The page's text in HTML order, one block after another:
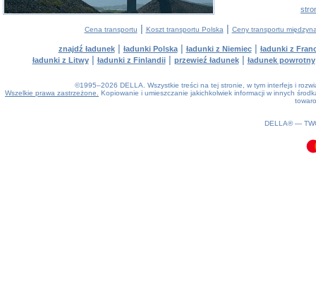
Cena transportu | Koszt transportu Polska | Ceny transportu
znajdź ładunek| ładunki Polska| ładunki z Niemiec| ładunki z
ładunki z Litwy| ładunki z Finlandii| przewieź ładunek| ładunek powrotny
©1995–2026 DELLA. Wszystkie treści na tej stronie, w tym interfejs i
Wszelkie prawa zastrzeżone.
Kopiowanie i umieszczanie jakichkolwiek informacji w innych
DELLA® —